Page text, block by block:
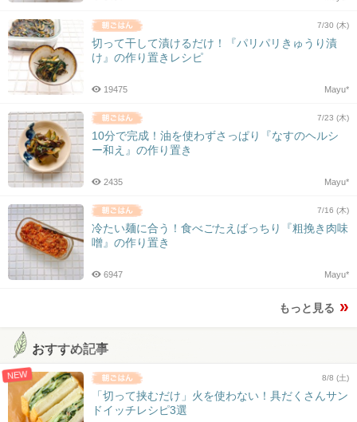
7/30 (木)
切って干して漬けるだけ！『パリパリきゅうり漬
け』の作り置きレシピ
Mayu*
19475
7/23 (木)
10分で完成！油を使わずさっぱり『なすのヘルシ
ー和え』の作り置き
Mayu*
2435
7/16 (木)
冷たい麺に合う！食べごたえばっちり『粗挽き肉味
噌』の作り置き
Mayu*
6947
もっと見る
おすすめ記事
NEW 8/8 (土)
「切って挟むだけ」火を使わない！具だくさんサン
ドイッチレシピ3選